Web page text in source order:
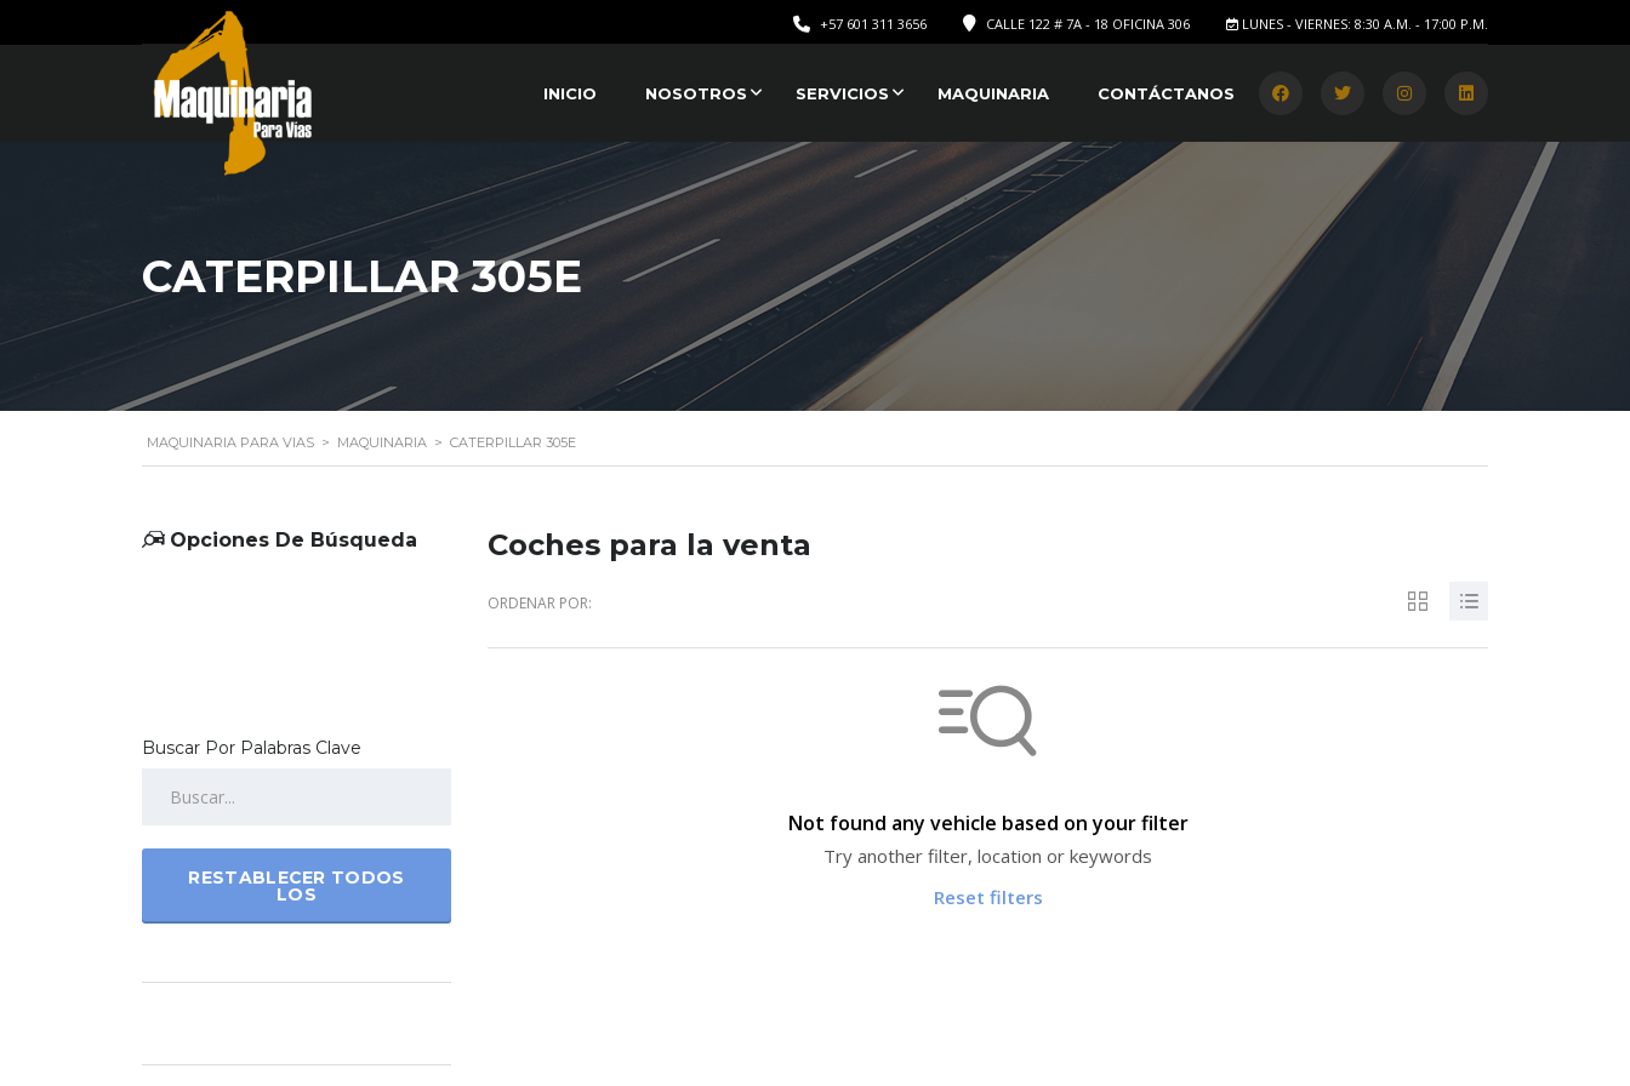
LUNES - VIERNES: 8:30 A.M. - 17:00 P.M.
CALLE 122 # 7A - 18 OFICINA 306
+57 601 311 3656
INICIO NOSOTROS SERVICIOS MAQUINARIA CONTÁCTANOS
CATERPILLAR 305E
MAQUINARIA PARA VIAS > MAQUINARIA > CATERPILLAR 305E
Opciones De Búsqueda
Buscar Por Palabras Clave
RESTABLECER TODOS
LOS
Coches para la venta
ORDENAR POR:
Not found any vehicle based on your filter
Try another filter, location or keywords
Reset filters